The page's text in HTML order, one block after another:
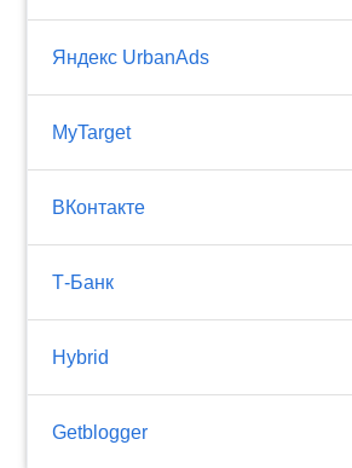
Яндекс UrbanAds
MyTarget
ВКонтакте
Т-Банк
Hybrid
Getblogger